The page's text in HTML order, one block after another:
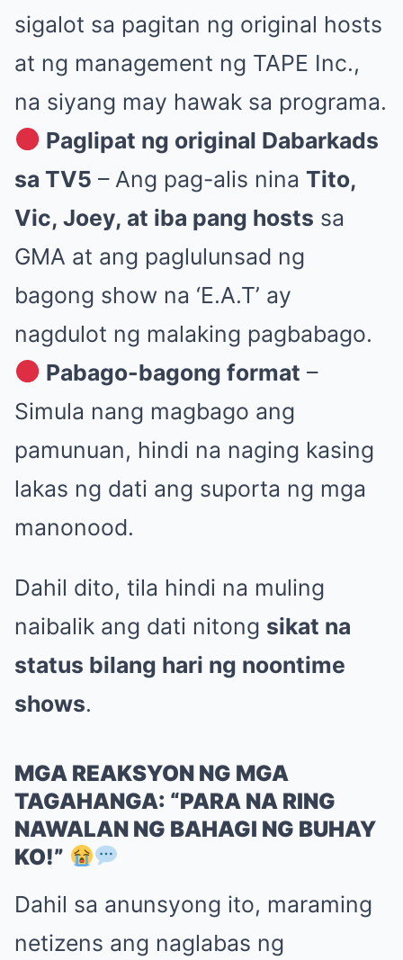
sigalot sa pagitan ng original hosts
at ng management ng TAPE Inc.,
na siyang may hawak sa programa.
Paglipat ng original Dabarkads
sa TV5 – Ang pag-alis nina Tito,
Vic, Joey, at iba pang hosts sa
GMA at ang paglulunsad ng
bagong show na ‘E.A.T’ ay
nagdulot ng malaking pagbabago.
Pabago-bagong format –
Simula nang magbago ang
pamunuan, hindi na naging kasing
lakas ng dati ang suporta ng mga
manonood.
Dahil dito, tila hindi na muling
naibalik ang dati nitong sikat na
status bilang hari ng noontime
shows.
MGA REAKSYON NG MGA
TAGAHANGA: “PARA NA RING
NAWALAN NG BAHAGI NG BUHAY
KO!”
Dahil sa anunsyong ito, maraming
netizens ang naglabas ng